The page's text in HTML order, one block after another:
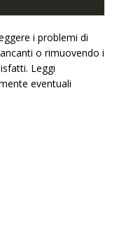
i problemi di
o rimuovendo i
Leggi
eventuali